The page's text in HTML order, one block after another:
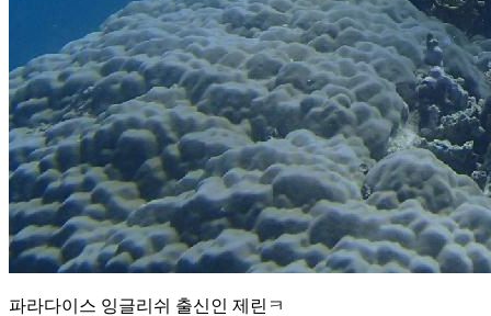
파라다이스 잉글리쉬 출신인 제린ㅋ